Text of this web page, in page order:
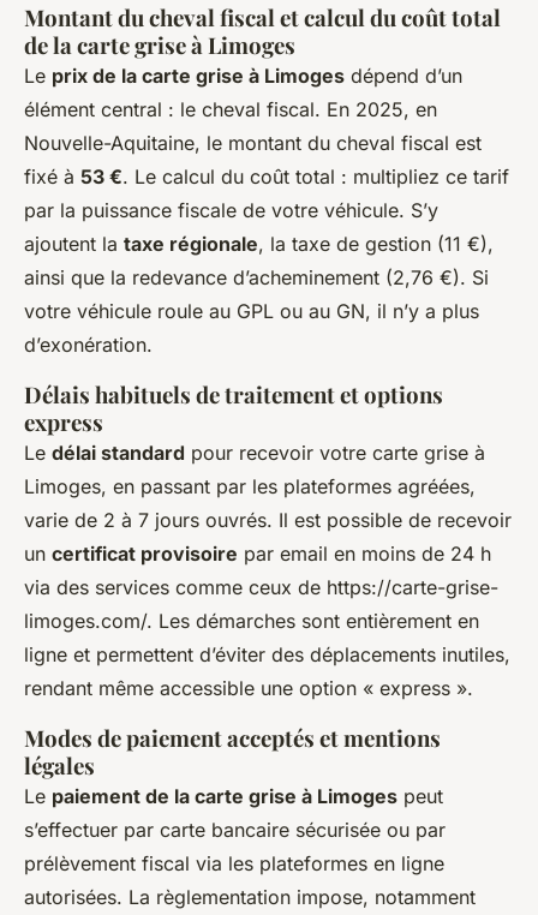
Montant du cheval fiscal et calcul du coût total
de la carte grise à Limoges
Le prix de la carte grise à Limoges dépend d’un
élément central : le cheval fiscal. En 2025, en
Nouvelle-Aquitaine, le montant du cheval fiscal est
fixé à 53 €. Le calcul du coût total : multipliez ce tarif
par la puissance fiscale de votre véhicule. S’y
ajoutent la taxe régionale, la taxe de gestion (11 €),
ainsi que la redevance d’acheminement (2,76 €). Si
votre véhicule roule au GPL ou au GN, il n’y a plus
d’exonération.
Délais habituels de traitement et options
express
Le délai standard pour recevoir votre carte grise à
Limoges, en passant par les plateformes agréées,
varie de 2 à 7 jours ouvrés. Il est possible de recevoir
un certificat provisoire par email en moins de 24 h
via des services comme ceux de https://carte-grise-
limoges.com/. Les démarches sont entièrement en
ligne et permettent d’éviter des déplacements inutiles,
rendant même accessible une option « express ».
Modes de paiement acceptés et mentions
légales
Le paiement de la carte grise à Limoges peut
s’effectuer par carte bancaire sécurisée ou par
prélèvement fiscal via les plateformes en ligne
autorisées. La règlementation impose, notamment